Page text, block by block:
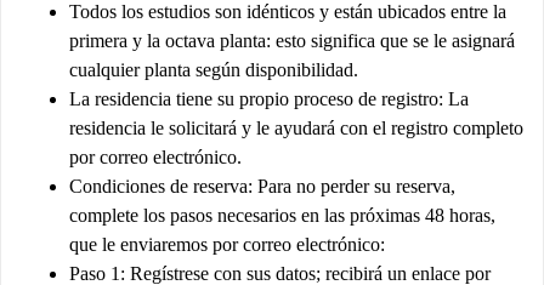
Todos los estudios son idénticos y están ubicados entre la
primera y la octava planta: esto significa que se le asignará
cualquier planta según disponibilidad.
La residencia tiene su propio proceso de registro: La
residencia le solicitará y le ayudará con el registro completo
por correo electrónico.
Condiciones de reserva: Para no perder su reserva,
complete los pasos necesarios en las próximas 48 horas,
que le enviaremos por correo electrónico:
Paso 1: Regístrese con sus datos; recibirá un enlace por